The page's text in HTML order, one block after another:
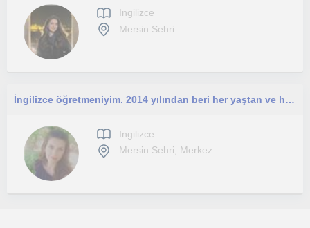
Ingilizce
Mersin Sehri
İngilizce öğretmeniyim. 2014 yılından beri her yaştan ve her seviyeden öğrenciye ders veriyorum.
Ingilizce
Mersin Sehri, Merkez